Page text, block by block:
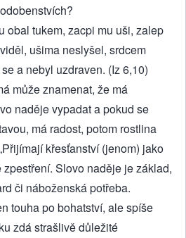
obal tukem, zacpi mu uši, zalep
ušima neslyšel, srdcem
a nebyl uzdraven. (Iz 6,10)
může znamenat, že má
naděje vypadat a pokud se
má radost, potom rostlina
křesťanství (jenom) jako
zpestření. Slovo naděje je základ,
či náboženská potřeba.
touha po bohatství, ale spíše
zdá strašlivě důležité